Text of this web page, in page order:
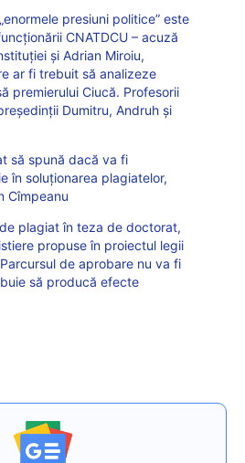
presiuni politice” este
CNATDCU – acuză
și Adrian Miroiu,
ar fi trebuit să analizeze
premierului Ciucă. Profesorii
Dumitru, Andruh și
să spună dacă va fi
în soluționarea plagiatelor,
Cîmpeanu
plagiat în teza de doctorat,
propuse în proiectul legii
de aprobare nu va fi
să producă efecte